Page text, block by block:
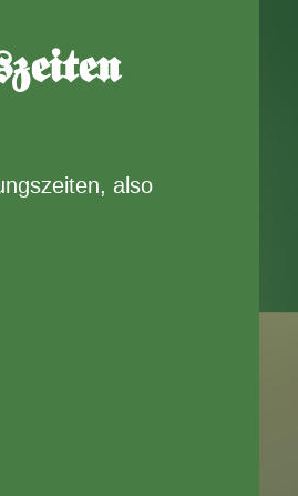
also